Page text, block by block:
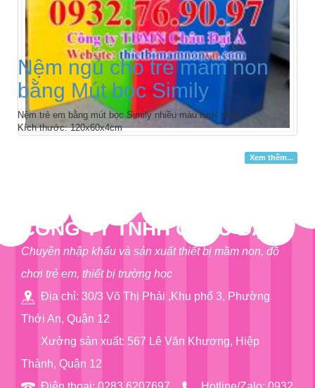
Nệm ngủ cho trẻ mầm non
bằng Mút bọc Simily
Nệm trẻ em bằng mút bọc Simily nhiều màu tươi sáng
Kích thước: 120x60x4cm
Xem thêm...
CÔNG TY TNHH CHÂU ĐẠI Á
Chuyên nhập khẩu và sản xuất thiết bị mầm non, đồ
chơi trẻ em, thiết bị trường học
Địa chỉ: 30/3 Võ Thị Phải ,Khu phố 3, Phường
Thới An, Quận 12
Xưởng sản xuất: 567 Lê Văn Khương, Hiệp
Thành, Quận 12